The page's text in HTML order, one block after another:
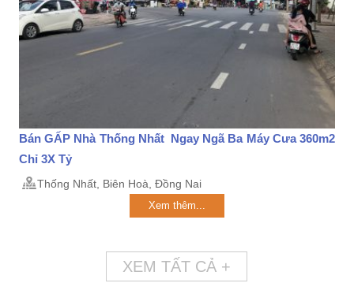
Bán GẤP Nhà Thống Nhất Ngay Ngã Ba Máy Cưa 360m2
Chỉ 3X Tỷ
Thống Nhất, Biên Hoà, Đồng Nai
Xem thêm...
XEM TẤT CẢ +